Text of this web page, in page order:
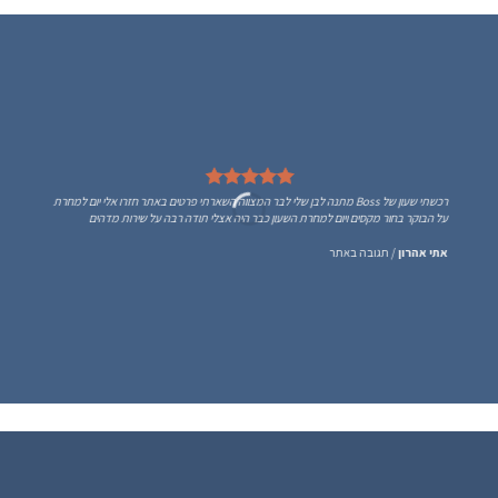
רכשתי שעון של Boss מתנה לבן שלי לבר המצווה השארתי פרטים באתר חזרו אלי יום למחרת
על הבוקר בחור מקסים ויום למחרת השעון כבר היה אצלי תודה רבה על שירות מדהים
אתי אהרון/ תגובה באתר